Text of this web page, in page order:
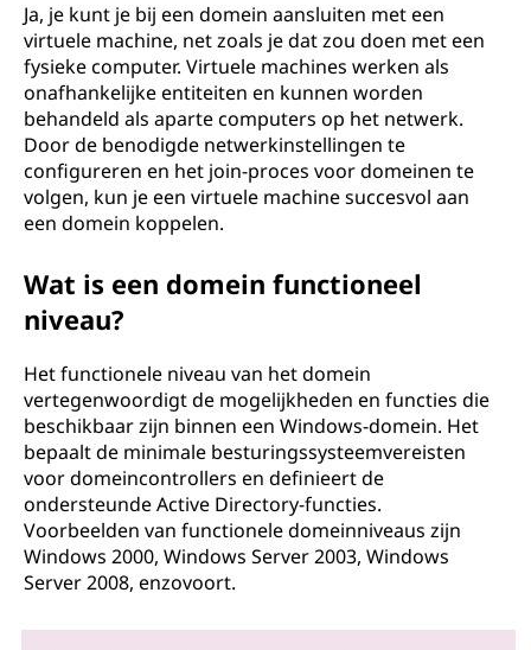
Ja, je kunt je bij een domein aansluiten met een
virtuele machine, net zoals je dat zou doen met een
fysieke computer. Virtuele machines werken als
onafhankelijke entiteiten en kunnen worden
behandeld als aparte computers op het netwerk.
Door de benodigde netwerkinstellingen te
configureren en het join-proces voor domeinen te
volgen, kun je een virtuele machine succesvol aan
een domein koppelen.
Wat is een domein functioneel
niveau?
Het functionele niveau van het domein
vertegenwoordigt de mogelijkheden en functies die
beschikbaar zijn binnen een Windows-domein. Het
bepaalt de minimale besturingssysteemvereisten
voor domeincontrollers en definieert de
ondersteunde Active Directory-functies.
Voorbeelden van functionele domeinniveaus zijn
Windows 2000, Windows Server 2003, Windows
Server 2008, enzovoort.